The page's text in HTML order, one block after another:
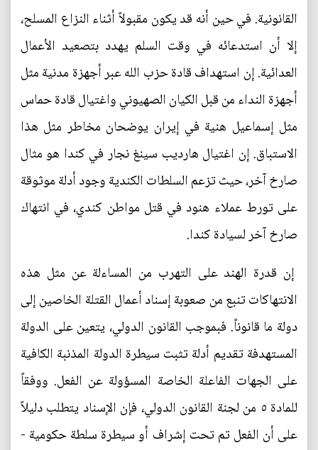
القانونية. في حين أنه قد يكون مقبولاً أثناء النزاع المسلح،
إلا أن استدعائه في وقت السلم يهدد بتصعيد الأعمال
العدائية. إن استهداف قادة حزب الله عبر أجهزة مدنية مثل
أجهزة النداء من قبل الكيان الصهيوني واغتيال قادة حماس
مثل إسماعيل هنية في إيران يوضحان مخاطر مثل هذا
الاستباق. إن اغتيال هارديب سينغ نجار في كندا هو مثال
صارخ آخر، حيث تزعم السلطات الكندية وجود أدلة موثوقة
على تورط عملاء هنود في قتل مواطن كندي، في انتهاك
صارخ آخر لسيادة كندا.
إن قدرة الهند على التهرب من المساءلة عن مثل هذه
الانتهاكات تنبع من صعوبة إسناد أعمال القتلة الخاصين إلى
دولة ما قانوناً. فبموجب القانون الدولي، يتعين على الدولة
المستهدفة تقديم أدلة تثبت سيطرة الدولة المذنبة الكافية
على الجهات الفاعلة الخاصة المسؤولة عن الفعل. ووفقاً
للمادة ٥ من لجنة القانون الدولي، فإن الإسناد يتطلب دليلاً
على أن الفعل تم تحت إشراف أو سيطرة سلطة حكومية -